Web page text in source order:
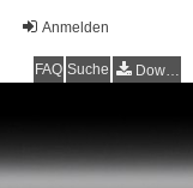
Anmelden
FAQ Suche Downloads